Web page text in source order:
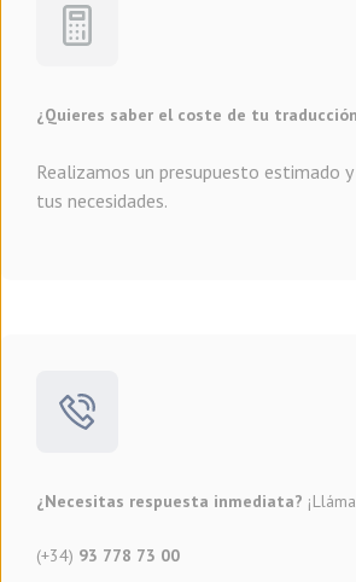
¿Quieres saber el coste de tu
Realizamos un presupuesto estimado
tus necesidades.
¿Necesitas respuesta inmediata?
(+34) 93 778 73 00